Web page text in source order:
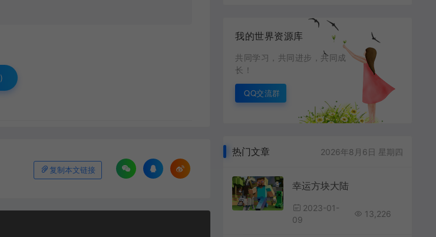
)
复制本文链接
我的世界资源库
共同学习，共同进步，共同成
长！
QQ交流群
热门文章 2026年8月6日 星期四
幸运方块大陆
2023-01-
09
13,226